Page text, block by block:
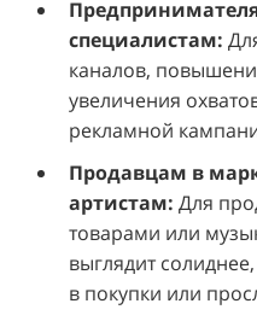
специалистам:
каналов,
увеличения
рекламной
Продавцам в
артистам: Для
товарами или
выглядит
в покупки или